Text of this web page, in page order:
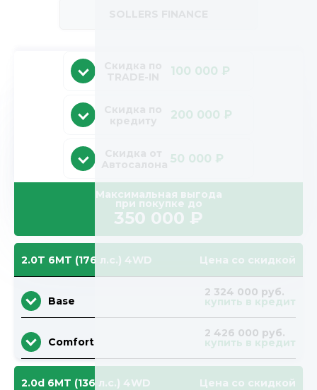
100 000 ₽
200 000 ₽
50 000 ₽
Максимальная выгода
при покупке до
350 000 ₽
2.0T 6MT (176 л.с.) 4WD Цена со скидкой
Base
2 324 000 руб.
купить в кредит
Comfort
2 426 000 руб.
купить в кредит
2.0d 6MT (136 л.с.) 4WD Цена со скидкой